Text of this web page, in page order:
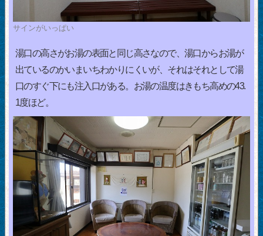
サインがいっぱい
湯口の高さがお湯の表面と同じ高さなので、湯口からお湯が
出ているのかいまいちわかりにくいが、それはそれとして湯
口のすぐ下にも注入口がある。お湯の温度はきもち高めの43.
1度ほど。